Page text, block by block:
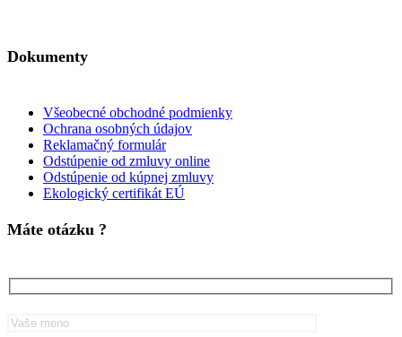
Dokumenty
Všeobecné obchodné podmienky
Ochrana osobných údajov
Reklamačný formulár
Odstúpenie od zmluvy online
Odstúpenie od kúpnej zmluvy
Ekologický certifikát EÚ
Máte otázku ?